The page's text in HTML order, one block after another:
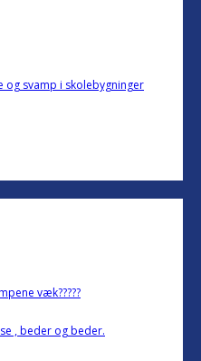
svamp i skolebygninger
væk?????
, beder og beder.